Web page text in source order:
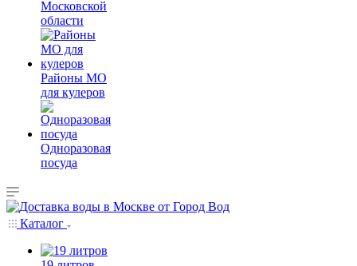
Московской
области
Районы МО
для кулеров
Одноразовая
посуда
Каталог